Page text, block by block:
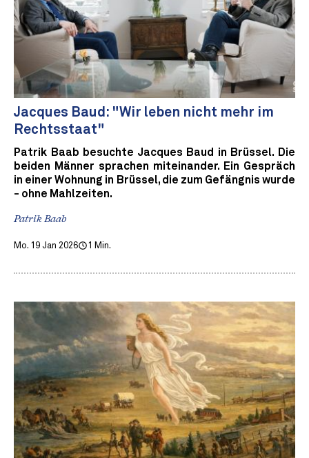
Jacques Baud: "Wir leben nicht mehr im
Rechtsstaat"
Patrik Baab besuchte Jacques Baud in Brüssel. Die
beiden Männer sprachen miteinander. Ein Gespräch
in einer Wohnung in Brüssel, die zum Gefängnis wurde
- ohne Mahlzeiten.
Patrik Baab
Mo. 19 Jan 2026 1 Min.